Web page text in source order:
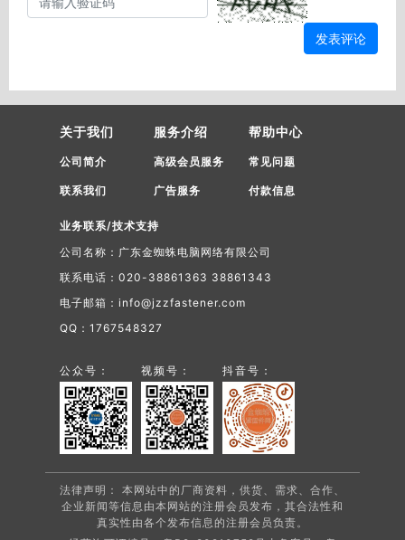
发表评论
关于我们
公司简介
联系我们
服务介绍
高级会员服务
广告服务
帮助中心
常见问题
付款信息
业务联系/技术支持
公司名称：广东金蜘蛛电脑网络有限公司
联系电话：020-38861363 38861343
电子邮箱：info@jzzfastener.com
QQ：1767548327
公众号： 视频号： 抖音号：
法律声明： 本网站中的厂商资料，供货、需求、合作、
企业新闻等信息由本网站的注册会员发布，其合法性和
真实性由各个发布信息的注册会员负责。